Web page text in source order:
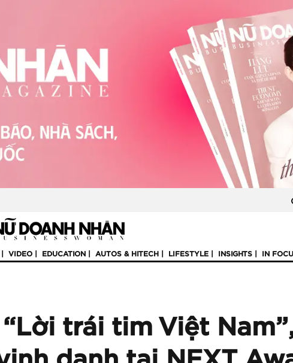
VIDEO EDUCATION AUTOS & HITECH LIFESTYLE INSIGHTS IN
trái tim Việt